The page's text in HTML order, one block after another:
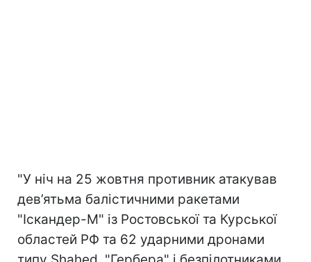
"У ніч на 25 жовтня противник атакував
дев’ятьма балістичними ракетами
"Іскандер-М" із Ростовської та Курської
областей РФ та 62 ударними дронами